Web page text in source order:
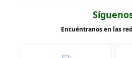
Encuéntranos en las